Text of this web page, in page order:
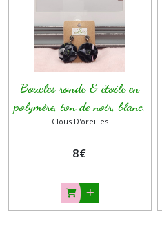
Boucles ronde & étoile en
polymère, ton de noir, blanc,
gris, vert, rose
Clous D'oreilles
8€
(10)
Boucles
d'oreilles
été
(3)